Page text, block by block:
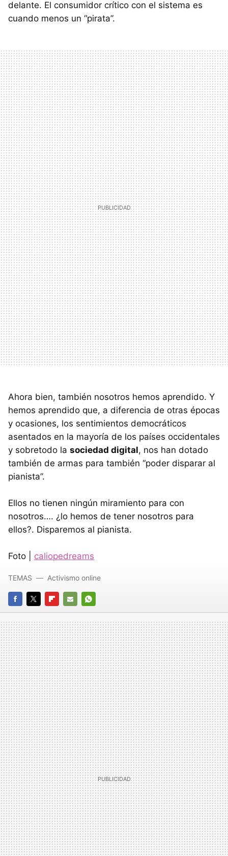
delante. El consumidor crítico con el sistema es
cuando menos un “pirata”.
Ahora bien, también nosotros hemos aprendido. Y
hemos aprendido que, a diferencia de otras épocas
y ocasiones, los sentimientos democráticos
asentados en la mayoría de los países occidentales
y sobretodo la sociedad digital, nos han dotado
también de armas para también “poder disparar al
pianista”.
Ellos no tienen ningún miramiento para con
nosotros…. ¿lo hemos de tener nosotros para
ellos?. Disparemos al pianista.
Foto | caliopedreams
FACEBOOK
TWITTERFLIPBOARD
E-
MAIL
WHATSAPP
TEMAS Activismo online